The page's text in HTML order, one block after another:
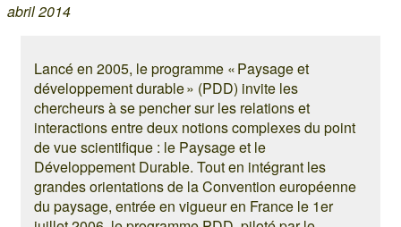
abril 2014
Lancé en 2005, le programme « Paysage et
développement durable » (PDD) invite les
chercheurs à se pencher sur les relations et
interactions entre deux notions complexes du point
de vue scientifique : le Paysage et le
Développement Durable. Tout en intégrant les
grandes orientations de la Convention européenne
du paysage, entrée en vigueur en France le 1er